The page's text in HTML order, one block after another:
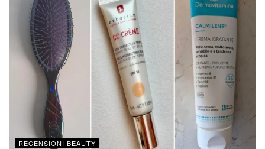
RECENSIONI BEAUTY